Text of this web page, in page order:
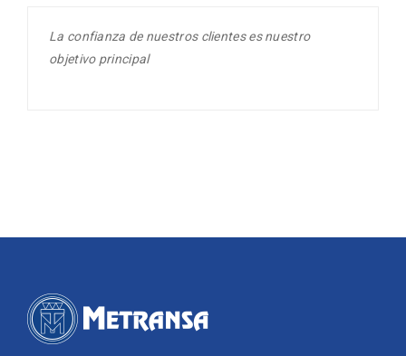
La confianza de nuestros clientes es nuestro
objetivo principal